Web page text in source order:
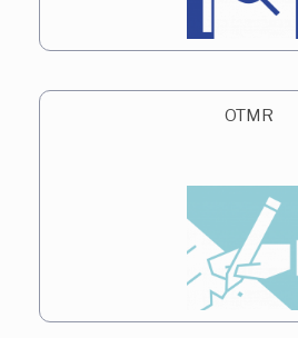
OTMR